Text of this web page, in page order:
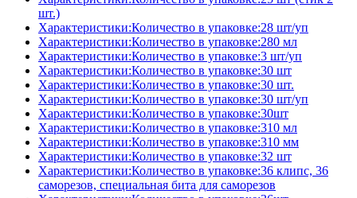
шт.)
Характеристики:Количество в упаковке:28 шт/уп
Характеристики:Количество в упаковке:280 мл
Характеристики:Количество в упаковке:3 шт/уп
Характеристики:Количество в упаковке:30 шт
Характеристики:Количество в упаковке:30 шт.
Характеристики:Количество в упаковке:30 шт/уп
Характеристики:Количество в упаковке:30шт
Характеристики:Количество в упаковке:310 мл
Характеристики:Количество в упаковке:310 мм
Характеристики:Количество в упаковке:32 шт
Характеристики:Количество в упаковке:36 клипс, 36
саморезов, специальная бита для саморезов